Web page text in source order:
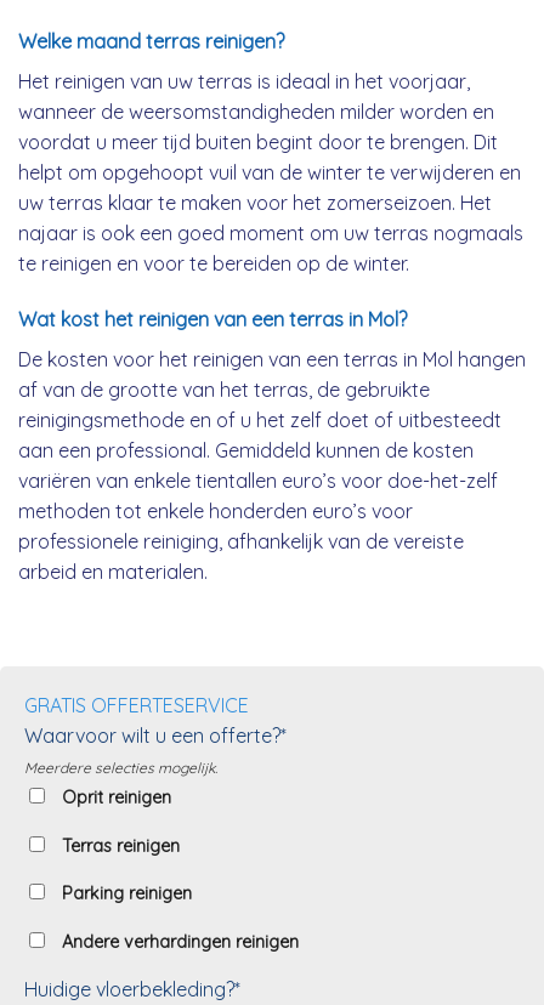
Welke maand terras reinigen?
Het reinigen van uw terras is ideaal in het voorjaar,
wanneer de weersomstandigheden milder worden en
voordat u meer tijd buiten begint door te brengen. Dit
helpt om opgehoopt vuil van de winter te verwijderen en
uw terras klaar te maken voor het zomerseizoen. Het
najaar is ook een goed moment om uw terras nogmaals
te reinigen en voor te bereiden op de winter.
Wat kost het reinigen van een terras in Mol?
De kosten voor het reinigen van een terras in Mol hangen
af van de grootte van het terras, de gebruikte
reinigingsmethode en of u het zelf doet of uitbesteedt
aan een professional. Gemiddeld kunnen de kosten
variëren van enkele tientallen euro’s voor doe-het-zelf
methoden tot enkele honderden euro’s voor
professionele reiniging, afhankelijk van de vereiste
arbeid en materialen.
GRATIS OFFERTESERVICE
Waarvoor wilt u een offerte?*
Meerdere selecties mogelijk.
Oprit reinigen
Terras reinigen
Parking reinigen
Andere verhardingen reinigen
Huidige vloerbekleding?*